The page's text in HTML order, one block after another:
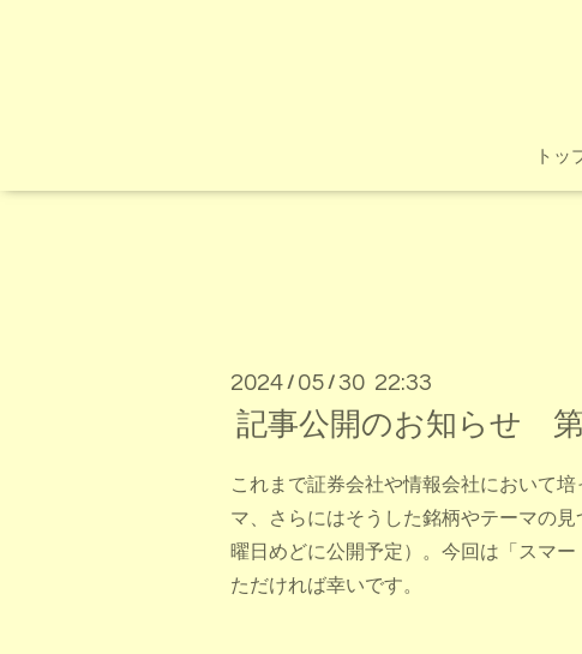
トッ
2024 / 05 /30 22:33
記事公開のお知らせ 第
これまで証券会社や情報会社において
マ、さらにはそうした銘柄やテーマの
曜日めどに公開予定）。今回は「スマ
ただければ幸いです。